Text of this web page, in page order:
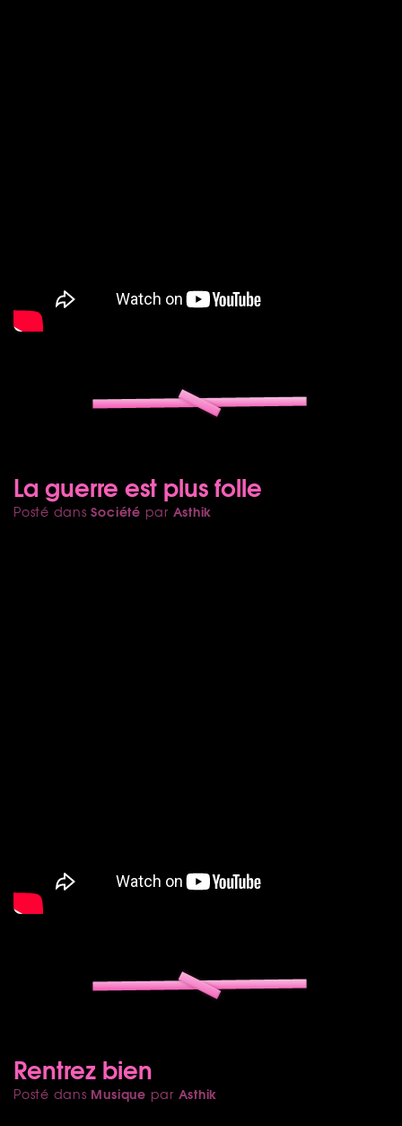
La guerre est plus folle
Posté dansSociété par Asthik
Rentrez bien
Posté dans Musique par Asthik